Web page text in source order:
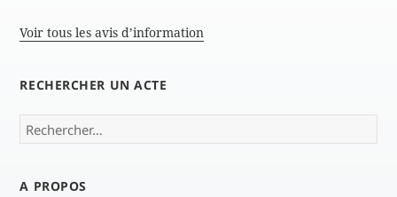
Voir tous les avis d’information
RECHERCHER UN ACTE
Rechercher :
A PROPOS